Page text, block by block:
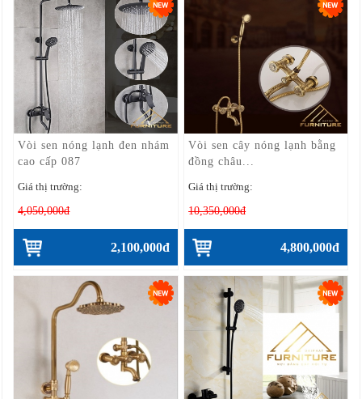
Vòi sen nóng lạnh đen nhám
cao cấp 087
Giá thị trường:
4,050,000đ
2,100,000đ
Vòi sen cây nóng lạnh bằng
đồng châu...
Giá thị trường:
10,350,000đ
4,800,000đ